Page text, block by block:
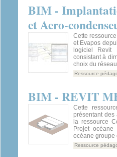
BIM -
et Aero-
Cette
et Evapos
logiciel Revit
consistant à
choix du
Ressource
BIM - REVIT
Cette
présentant des
la ressource
Projet océane
océane groupe
Ressource